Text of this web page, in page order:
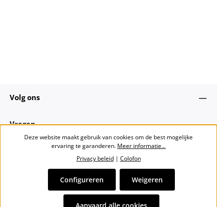
Volg ons
Vragen
Alle prijzen incl. btw plusverzendkosten
Deze website maakt gebruik van cookies om de best mogelijke
ervaring te garanderen. Meer informatie...
Privacy beleid| Colofon
Weigeren
Configureren